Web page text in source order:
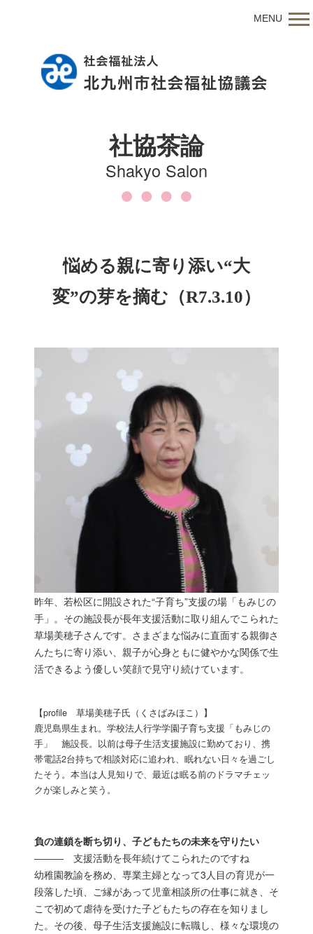
MENU
社協茶論
Shakyo Salon
悩める親に寄り添い“大
変”の芽を摘む（R7.3.10）
昨年、若松区に開設された“子育ち”支援の場「もみじの
手」。その施設長が長年支援活動に取り組んでこられた
草場美穂子さんです。さまざまな悩みに直面する親御さ
んたちに寄り添い、親子が心身ともに健やかな関係で生
活できるよう優しい笑顔で見守り続けています。
【profile 草場美穂子氏（くさばみほこ）】
鹿児島県生まれ。学校法人行学学園子育ち支援「もみじの
手」 施設長。以前は母子生活支援施設に勤めており、携
帯電話2台持ちで相談対応に追われ、眠れない日々を過ごし
たそう。本当は人見知りで、最近は眠る前のドラマチェッ
クが楽しみと笑う。
負の連鎖を断ち切り、子どもたちの未来を守りたい
――― 支援活動を長年続けてこられたのですね
幼稚園教諭を務め、専業主婦となって3人目の育児が一
段落した頃、ご縁があって児童相談所の仕事に就き、そ
こで初めて虐待を受けた子どもたちの存在を知りまし
た。その後、母子生活支援施設に転職し、様々な環境の